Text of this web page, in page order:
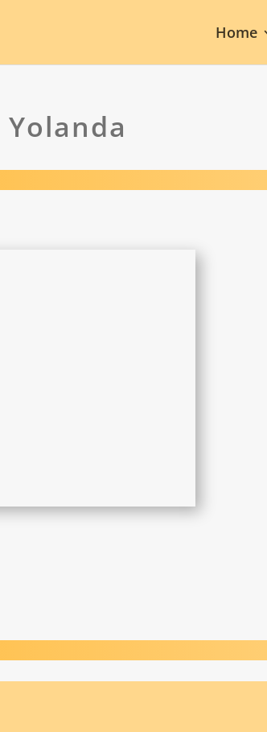
Home
Yolanda